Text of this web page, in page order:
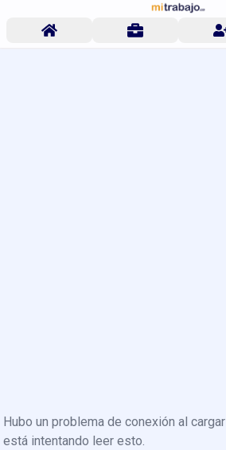
Hubo un problema de conexión al
está intentando leer esto.